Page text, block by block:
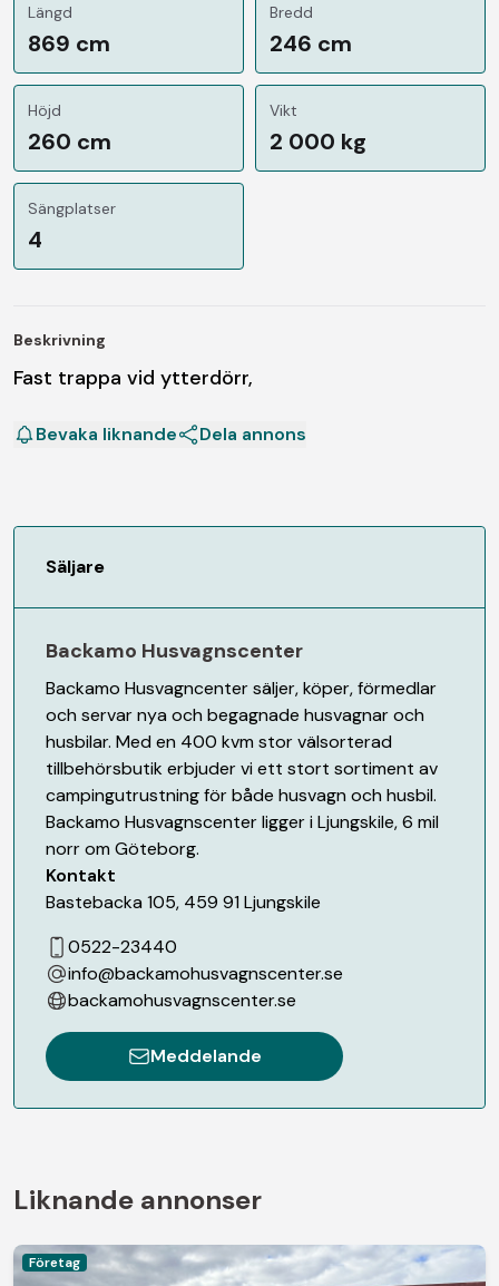
Längd
869 cm
Bredd
246 cm
Höjd
260 cm
Vikt
2 000 kg
Sängplatser
4
Beskrivning
Fast trappa vid ytterdörr,
Bevaka liknande Dela annons
Säljare
Backamo Husvagnscenter
Backamo Husvagncenter säljer, köper, förmedlar
och servar nya och begagnade husvagnar och
husbilar. Med en 400 kvm stor välsorterad
tillbehörsbutik erbjuder vi ett stort sortiment av
campingutrustning för både husvagn och husbil.
Backamo Husvagnscenter ligger i Ljungskile, 6 mil
norr om Göteborg.
Kontakt
Bastebacka 105, 459 91 Ljungskile
0522-23440
info@backamohusvagnscenter.se
backamohusvagnscenter.se
Meddelande
Liknande annonser
Företag